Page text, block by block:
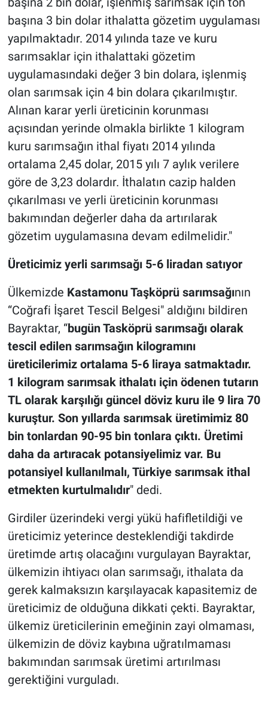
başına 3 bin dolar ithalatta gözetim uygulaması
yapılmaktadır. 2014 yılında taze ve kuru
sarımsaklar için ithalattaki gözetim
uygulamasındaki değer 3 bin dolara, işlenmiş
olan sarımsak için 4 bin dolara çıkarılmıştır.
Alınan karar yerli üreticinin korunması
açısından yerinde olmakla birlikte 1 kilogram
kuru sarımsağın ithal fiyatı 2014 yılında
ortalama 2,45 dolar, 2015 yılı 7 aylık verilere
göre de 3,23 dolardır. İthalatın cazip halden
çıkarılması ve yerli üreticinin korunması
bakımından değerler daha da artırılarak
gözetim uygulamasına devam edilmelidir."
Üreticimiz yerli sarımsağı 5-6 liradan satıyor
Ülkemizde Kastamonu Taşköprü sarımsağının
“Coğrafi İşaret Tescil Belgesi" aldığını bildiren
Bayraktar, “bugün Tasköprü sarımsağı olarak
tescil edilen sarımsağın kilogramını
üreticilerimiz ortalama 5-6 liraya satmaktadır.
1 kilogram sarımsak ithalatı için ödenen tutarın
TL olarak karşılığı güncel döviz kuru ile 9 lira 70
kuruştur. Son yıllarda sarımsak üretimimiz 80
bin tonlardan 90-95 bin tonlara çıktı. Üretimi
daha da artıracak potansiyelimiz var. Bu
potansiyel kullanılmalı, Türkiye sarımsak ithal
etmekten kurtulmalıdır" dedi.
Girdiler üzerindeki vergi yükü hafifletildiği ve
üreticimiz yeterince desteklendiği takdirde
üretimde artış olacağını vurgulayan Bayraktar,
ülkemizin ihtiyacı olan sarımsağı, ithalata da
gerek kalmaksızın karşılayacak kapasitemiz de
üreticimiz de olduğuna dikkati çekti. Bayraktar,
ülkemiz üreticilerinin emeğinin zayi olmaması,
ülkemizin de döviz kaybına uğratılmaması
bakımından sarımsak üretimi artırılması
gerektiğini vurguladı.